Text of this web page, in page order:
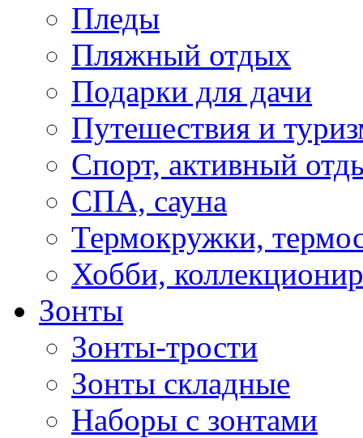
Пледы
Пляжный отдых
Подарки для дачи
Путешествия и
Спорт, активный
СПА, сауна
Термокружки,
Хобби,
Зонты
Зонты-трости
Зонты складные
Наборы с зонтами